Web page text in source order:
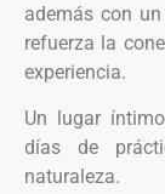
además con
refuerza la
experiencia.
Un lugar
días de
naturaleza.